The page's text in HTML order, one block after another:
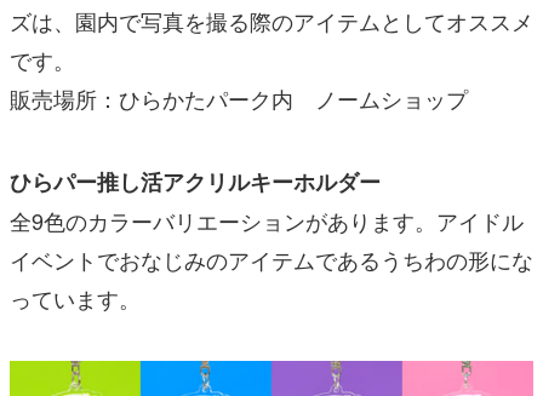
ズは、園内で写真を撮る際のアイテムとしてオススメ
です。
販売場所：ひらかたパーク内 ノームショップ
ひらパー推し活アクリルキーホルダー
全9色のカラーバリエーションがあります。アイドル
イベントでおなじみのアイテムであるうちわの形にな
っています。